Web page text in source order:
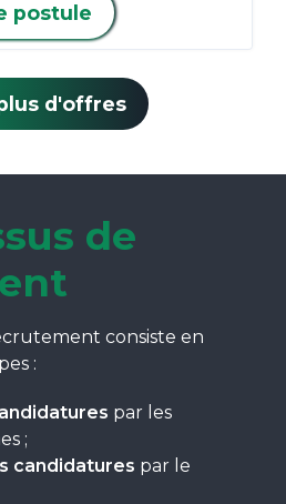
postule
d'offres
de
consiste en
:
par les
;
candidatures par le